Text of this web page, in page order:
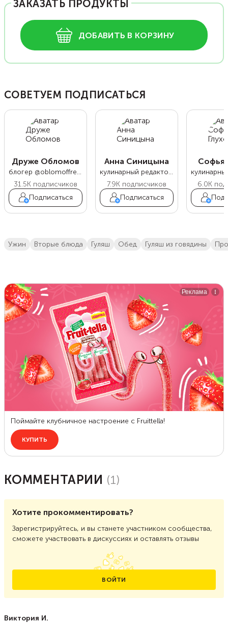
ЗАКАЗАТЬ ПРОДУКТЫ
ДОБАВИТЬ В КОРЗИНУ
СОВЕТУЕМ ПОДПИСАТЬСЯ
Друже Обломов
блогер @oblomoffrecipe
31.5K подписчиков
Подписаться
Анна Синицына
кулинарный редактор Food.ru
7.9K подписчиков
Подписаться
Софья
6.0K
ужин вторые блюда гуляш обед гуляш из говядины
КОММЕНТАРИИ (1)
Хотите прокомментировать?
Зарегистрируйтесь, и вы станете участником сообщества,
сможете участвовать в дискуссиях и оставлять отзывы
ВОЙТИ
Виктория И.